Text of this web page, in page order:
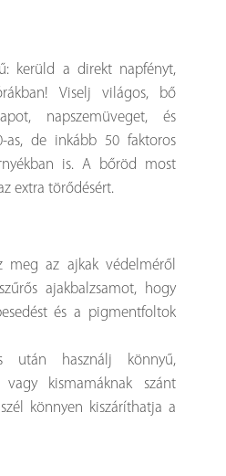
kerüld a direkt napfényt,
Viselj világos, bő
napszemüveget, és
as, de inkább 50 faktoros
is. A bőröd most
extra törődésért.
meg az ajkak védelméről
ajakbalzsamot, hogy
és a pigmentfoltok
után használj könnyű,
kismamáknak szánt
könnyen kiszáríthatja a